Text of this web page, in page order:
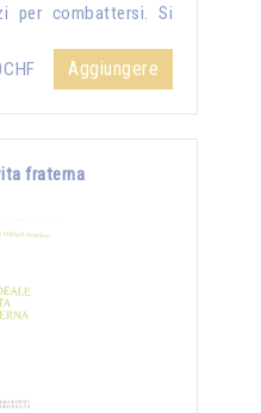
per combattersi. Si
Aggiungere
fraterna